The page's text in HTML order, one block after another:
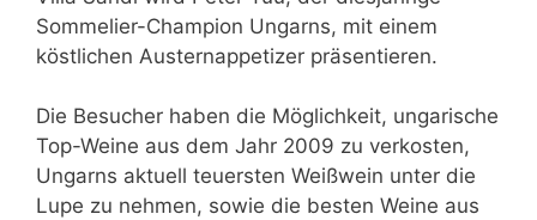
Sommelier-Champion Ungarns, mit einem
köstlichen Austernappetizer präsentieren.
Die Besucher haben die Möglichkeit, ungarische
Top-Weine aus dem Jahr 2009 zu verkosten,
Ungarns aktuell teuersten Weißwein unter die
Lupe zu nehmen, sowie die besten Weine aus